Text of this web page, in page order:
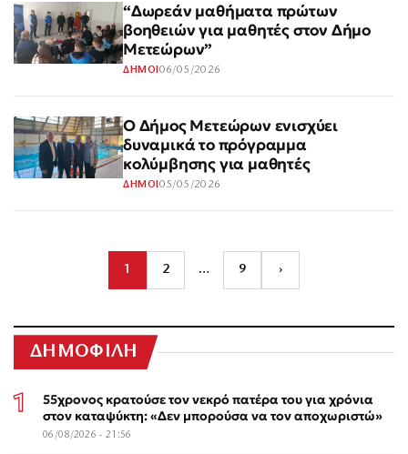
“Δωρεάν μαθήματα πρώτων
βοηθειών για μαθητές στον Δήμο
Μετεώρων”
ΔΗΜΟΙ 06/05/2026
Ο Δήμος Μετεώρων ενισχύει
δυναμικά το πρόγραμμα
κολύμβησης για μαθητές
ΔΗΜΟΙ 05/05/2026
1 2 … 9 ›
ΔΗΜΟΦΙΛΗ
55χρονος κρατούσε τον νεκρό πατέρα του για χρόνια
στον καταψύκτη: «Δεν μπορούσα να τον αποχωριστώ»
06/08/2026 - 21:56